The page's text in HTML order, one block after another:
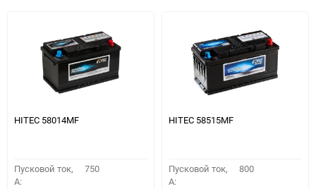
HITEC 58014MF
Пусковой ток,
A:
750
HITEC 58515MF
Пусковой ток,
A:
800